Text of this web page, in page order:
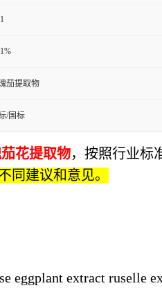
茄提取物
/国标
花提取物，按照行业标
同建议和意见。
eggplant extract ruselle